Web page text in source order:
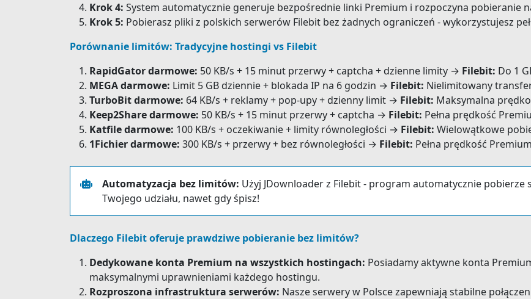
Krok 4: System automatycznie generuje bezpośrednie linki Premium i rozpoczyna pobieranie
Krok 5: Pobierasz pliki z polskich serwerów Filebit bez żadnych ograniczeń - wykorzystujesz
Porównanie limitów: Tradycyjne hostingi vs Filebit
RapidGator darmowe: 50 KB/s + 15 minut przerwy + captcha + dzienne limity → Filebit: Do 1
MEGA darmowe: Limit 5 GB dziennie + blokada IP na 6 godzin → Filebit: Nielimitowany
TurboBit darmowe: 64 KB/s + reklamy + pop-upy + dzienny limit → Filebit: Maksymalna
Keep2Share darmowe: 50 KB/s + 15 minut przerwy + captcha → Filebit: Pełna prędkość
Katfile darmowe: 100 KB/s + oczekiwanie + limity równoległości → Filebit: Wielowątkowe
1Fichier darmowe: 300 KB/s + przerwy + bez równoległości → Filebit: Pełna prędkość
Automatyzacja bez limitów: Użyj JDownloader z Filebit - program automatycznie
Twojego udziału, nawet gdy śpisz!
Dlaczego Filebit oferuje prawdziwe pobieranie bez limitów?
Dedykowane konta Premium na wszystkich hostingach: Posiadamy aktywne konta
maksymalnymi uprawnieniami każdego hostingu.
Rozproszona infrastruktura serwerów: Nasze serwery w Polsce zapewniają stabilne